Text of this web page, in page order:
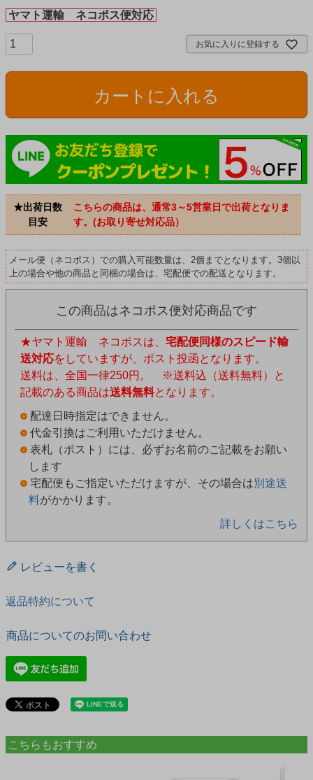
ヤマト運輸 ネコポス便対応
お気に入りに登録する
カートに入れる
★出荷日数
目安
こちらの商品は、通常3～5営業日で出荷となりま
す。(お取り寄せ対応品）
メール便（ネコポス）での購入可能数量は、2個までとなります。3個以
上の場合や他の商品と同梱の場合は、宅配便での配送となります。
この商品はネコポス便対応商品です
★ヤマト運輸 ネコポスは、 宅配便同様のスピード輸
送対応をしていますが、ポスト投函となります。
送料は、全国一律250円。 ※送料込（送料無料）と
記載のある商品は送料無料となります。
配達日時指定はできません。
代金引換はご利用いただけません。
表札（ポスト）には、必ずお名前のご記載をお願い
します
宅配便もご指定いただけますが、その場合は別途送
料がかかります。
詳しくはこちら
レビューを書く
返品特約について
商品についてのお問い合わせ
こちらもおすすめ